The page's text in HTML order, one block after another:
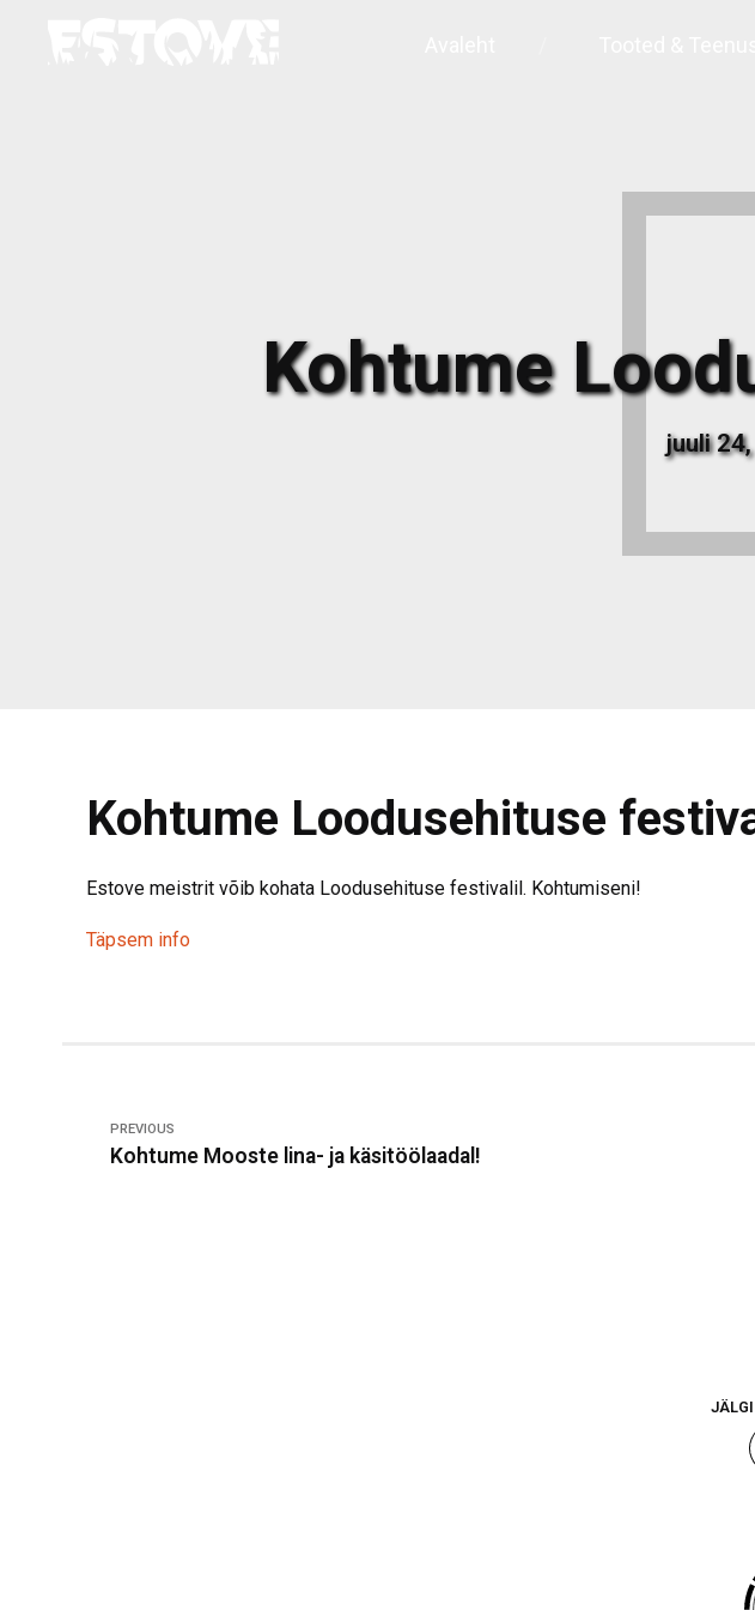
Kohtume
juuli
Kohtume Loodusehituse
Estove meistrit võib kohata Loodusehituse festivalil. Kohtumiseni!
Täpsem info
PREVIOUS
Kohtume Mooste lina- ja käsitöölaadal!